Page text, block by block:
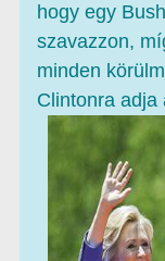
hogy egy
szavazzon,
minden
Clintonra adja